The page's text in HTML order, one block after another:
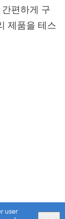
user
편하게 구
제품을 테스